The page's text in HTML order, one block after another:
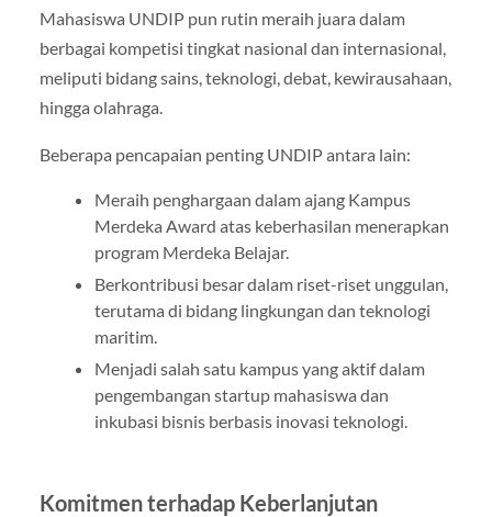
Mahasiswa UNDIP pun rutin meraih juara dalam
berbagai kompetisi tingkat nasional dan internasional,
meliputi bidang sains, teknologi, debat, kewirausahaan,
hingga olahraga.
Beberapa pencapaian penting UNDIP antara lain:
Meraih penghargaan dalam ajang Kampus
Merdeka Award atas keberhasilan menerapkan
program Merdeka Belajar.
Berkontribusi besar dalam riset-riset unggulan,
terutama di bidang lingkungan dan teknologi
maritim.
Menjadi salah satu kampus yang aktif dalam
pengembangan startup mahasiswa dan
inkubasi bisnis berbasis inovasi teknologi.
Komitmen terhadap Keberlanjutan